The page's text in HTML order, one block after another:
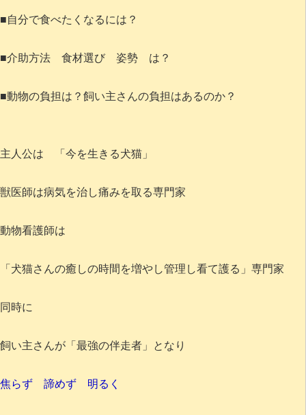
■自分で食べたくなるには？
■介助方法 食材選び 姿勢 は？
■動物の負担は？飼い主さんの負担はあるのか？
主人公は 「今を生きる犬猫」
獣医師は病気を治し痛みを取る専門家
動物看護師は
「犬猫さんの癒しの時間を増やし管理し看て護る」専門家
同時に
飼い主さんが「最強の伴走者」となり
焦らず 諦めず 明るく